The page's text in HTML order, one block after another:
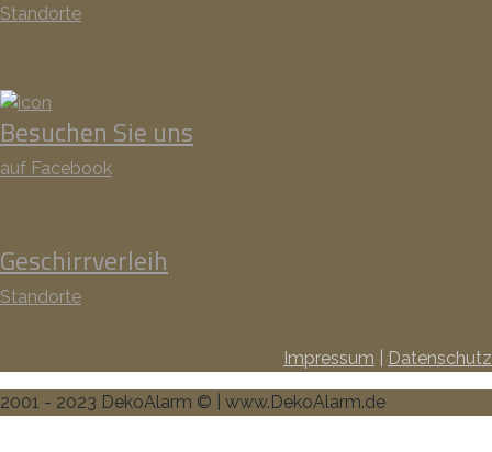
Standorte
Besuchen Sie uns
auf Facebook
Geschirrverleih
Standorte
Impressum Datenschutz
2001 - 2023 DekoAlarm © | www.DekoAlarm.de